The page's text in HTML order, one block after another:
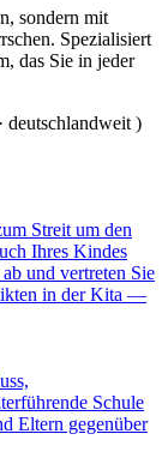
sondern mit
Spezialisiert
das Sie in jeder
deutschlandweit)
Streit um den
Ihres Kindes
und vertreten Sie
in der Kita —
Schule
Eltern gegenüber